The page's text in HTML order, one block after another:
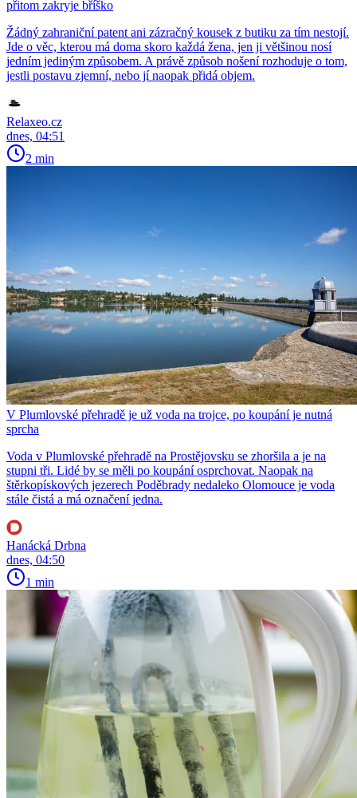
přitom zakryje bříško
Žádný zahraniční patent ani zázračný kousek z butiku za tím nestojí.
Jde o věc, kterou má doma skoro každá žena, jen ji většinou nosí
jedním jediným způsobem. A právě způsob nošení rozhoduje o tom,
jestli postavu zjemní, nebo jí naopak přidá objem.
Relaxeo.cz
dnes, 04:51
2 min
V Plumlovské přehradě je už voda na trojce, po koupání je nutná
sprcha
Voda v Plumlovské přehradě na Prostějovsku se zhoršila a je na
stupni tři. Lidé by se měli po koupání osprchovat. Naopak na
štěrkopískových jezerech Poděbrady nedaleko Olomouce je voda
stále čistá a má označení jedna.
Hanácká Drbna
dnes, 04:50
1 min